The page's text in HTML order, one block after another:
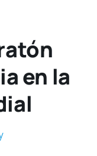
en la